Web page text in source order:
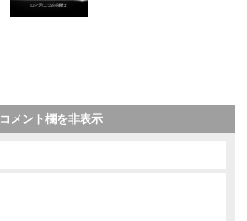
コメント欄を非表示